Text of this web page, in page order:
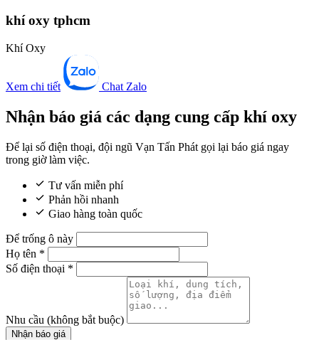
khí oxy tphcm
Khí Oxy
Xem chi tiết Chat Zalo
Nhận báo giá các dạng cung cấp khí oxy
Để lại số điện thoại, đội ngũ Vạn Tấn Phát gọi lại báo giá ngay
trong giờ làm việc.
Tư vấn miễn phí
Phản hồi nhanh
Giao hàng toàn quốc
Để trống ô này
Họ tên *
Số điện thoại *
Nhu cầu (không bắt buộc)
Nhận báo giá